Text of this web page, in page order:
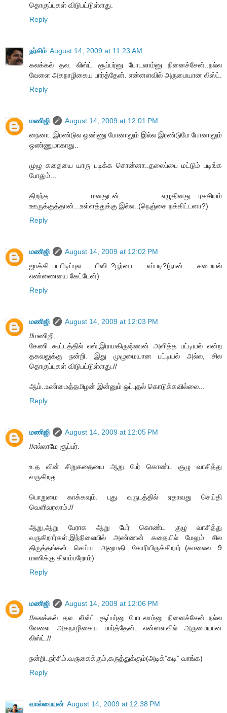
தொகுப்புகள் விடுபட்டுள்ளது.
Reply
நர்சிம் August 14, 2009 at 11:23 AM
கலக்கல் தல. லிஸ்ட் சூப்பர்னு போடலாம்னு நினைச்சேன்..நல்ல
வேளை அகநாழிகைய பார்த்தேன். என்னளவில் அருமையான லிஸ்ட்.
Reply
மணிஜி
August 14, 2009 at 12:01 PM
நைனா..இரண்டுல ஒண்ணு போனாலும் இல்ல இரண்டுமே போனாலும்
ஒண்ணுமாகாது..
முழு கதையை யாரு படிக்க சொன்னா..தலைப்பை மட்டும் படிங்க
போதும்...
திறந்த மனதுடன் எழுதினது....ரகசியம்
ஊருக்குத்தான்...உள்ளத்துக்கு இல்ல..(நெஞ்சை நக்கிட்டனா?)
Reply
மணிஜி
August 14, 2009 at 12:02 PM
ஜாக்கி..படபிடிப்புல பிஸி..?பூர்னா எப்படி?(நான் சமையல்
எண்ணையை கேட்டேன்)
Reply
மணிஜி
August 14, 2009 at 12:03 PM
//மணிஜி,
கேணி கூட்டத்தில் எஸ்.இராமகிருஷ்ணன் அளித்த பட்டியல் என்ற
தகவலுக்கு நன்றி. இது முழுமையான பட்டியல் அல்ல, சில
தொகுப்புகள் விடுபட்டுள்ளது.//
ஆம்..உண்மைத்தமிழன் இன்னும் ஒப்புதல் கொடுக்கவில்லை...
Reply
மணிஜி
August 14, 2009 at 12:05 PM
//எல்லாமே சூப்பர்.
உ.த வின் சிறுகதையை ஆறு பேர் கொண்ட குழு வாசித்து
வருகிறது.
பொறுமை காக்கவும். புது வருடத்தில் ஏதாவது செய்தி
வெளிவரலாம்.//
ஆறு,ஆறு பேராக ஆறு பேர் கொண்ட குழு வாசித்து
வருகிறார்கள்.இந்நிலையில் அண்ணன் கதையில் மேலும் சில
திருத்தங்கள் செய்ய அனுமதி கோரியிருக்கிறார்..(காலைல 9
மணிக்கு கிளம்பறோம்)
Reply
மணிஜி
August 14, 2009 at 12:06 PM
//கலக்கல் தல. லிஸ்ட் சூப்பர்னு போடலாம்னு நினைச்சேன்..நல்ல
வேளை அகநாழிகைய பார்த்தேன். என்னளவில் அருமையான
லிஸ்ட்.//
நன்றி..நர்சிம்.வருகைக்கும்,கருத்துக்கும்(அடிக்”கடி” வாங்க)
Reply
வால்பையன் August 14, 2009 at 12:38 PM